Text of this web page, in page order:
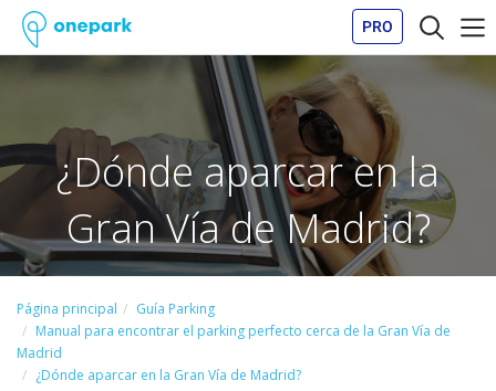
PRO
¿Dónde aparcar en la
Gran Vía de Madrid?
Página principal
Guía Parking
Manual para encontrar el parking perfecto cerca de la Gran Vía de
Madrid
¿Dónde aparcar en la Gran Vía de Madrid?